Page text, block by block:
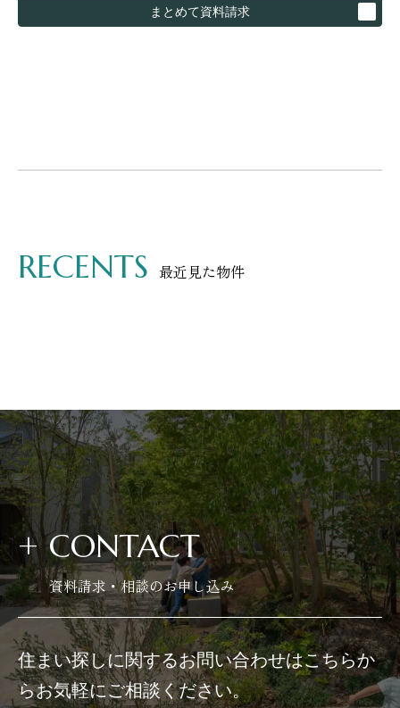
まとめて資料請求
RECENTS 最近見た物件
+ CONTACT
資料請求・相談のお申し込み
住まい探しに関するお問い合わせはこちらか
らお気軽にご相談ください。